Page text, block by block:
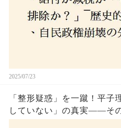
2025/07/23
「整形疑惑」を一蹴！平子
していない」の真実——そ